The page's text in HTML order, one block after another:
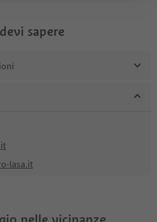
sapere
lasa.it